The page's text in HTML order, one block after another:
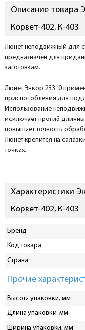
Описание товара
Корвет-402, К-403
Люнет неподвижный для
предназначен для
заготовкам.
Люнет Энкор 23310
приспособления для
Использование
исключает прогиб
повышает точность
Люнет крепится на
точках.
Характеристики
Корвет-402, К-403
Бренд
Код товара
Страна
Прочие
Высота упаковки, мм
Длина упаковки, мм
Ширина упаковки, мм